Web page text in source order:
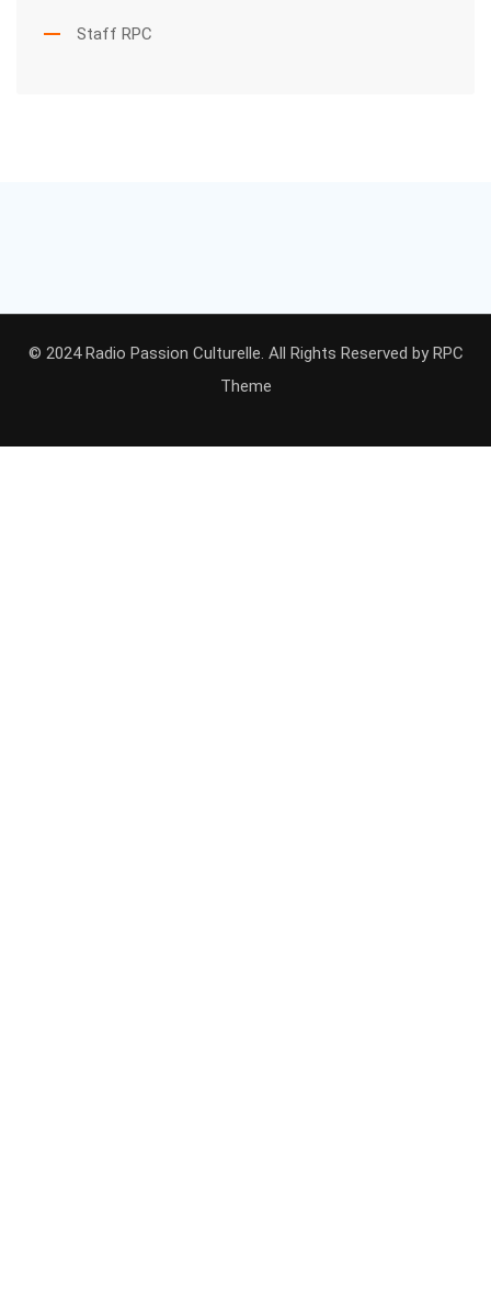
Staff RPC
© 2024 Radio Passion Culturelle. All Rights Reserved by RPC
Theme